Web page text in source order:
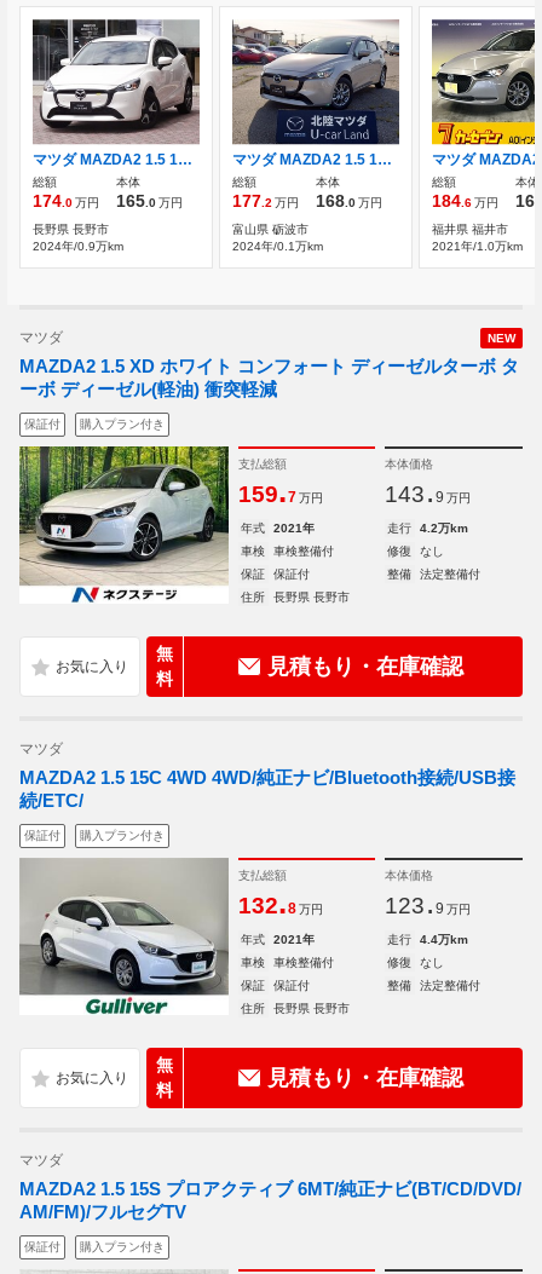
マツダ MAZDA2 1.5 15BD 禁煙 ワンオーナー 360°モニター
総額
174.0万円
本体
165.0万円
長野県 長野市
2024年/0.9万km
マツダ MAZDA2 1.5 15BD
総額
177.2万円
本体
168.0万円
富山県 砺波市
2024年/0.1万km
総額
184.6万円
本体
福井県 福井市
2021年/1.0万km
NEW
マツダ
MAZDA2 1.5 XD ホワイト コンフォート ディーゼルターボ タ
ーボ ディーゼル(軽油) 衝突軽減
保証付 購入プラン付き
支払総額
159.7 万円
本体価格
143. 9 万円
年式 2021年 走行
4.2万km
車検
車検整備付 修復
なし
保証
保証付 整備
法定整備付
住所
長野県 長野市
無
料
見積もり・在庫確認
マツダ
MAZDA2 1.5 15C 4WD 4WD/純正ナビ/Bluetooth接続/USB接
続/ETC/
保証付 購入プラン付き
支払総額
132.8 万円
本体価格
123. 9 万円
年式 2021年 走行
4.4万km
車検
車検整備付 修復
なし
保証
保証付 整備
法定整備付
住所
長野県 長野市
無
料
見積もり・在庫確認
マツダ
MAZDA2 1.5 15S プロアクティブ 6MT/純正ナビ(BT/CD/DVD/
AM/FM)/フルセグTV
保証付 購入プラン付き